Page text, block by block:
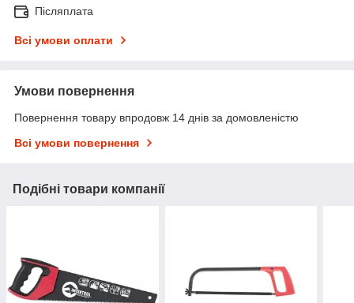
Післяплата
Всі умови оплати
Умови повернення
Повернення товару впродовж 14 днів за домовленістю
Всі умови повернення
Подібні товари компанії